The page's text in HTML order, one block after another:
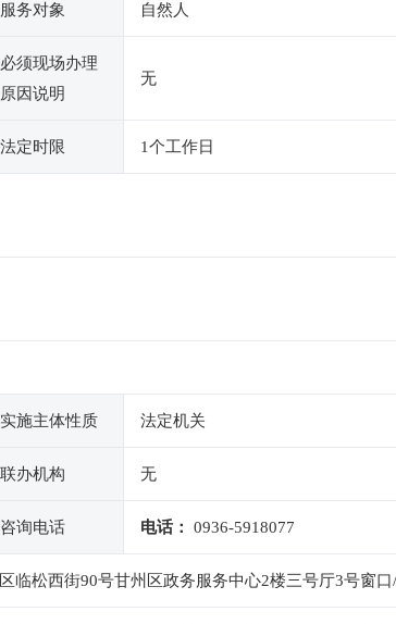
服务对象 自然人
必须现场办理
原因说明
无
法定时限 1个工作日
实施主体性质 法定机关
联办机构 无
咨询电话 电话： 0936-5918077
临松西街90号甘州区政务服务中心2楼三号厅3号窗